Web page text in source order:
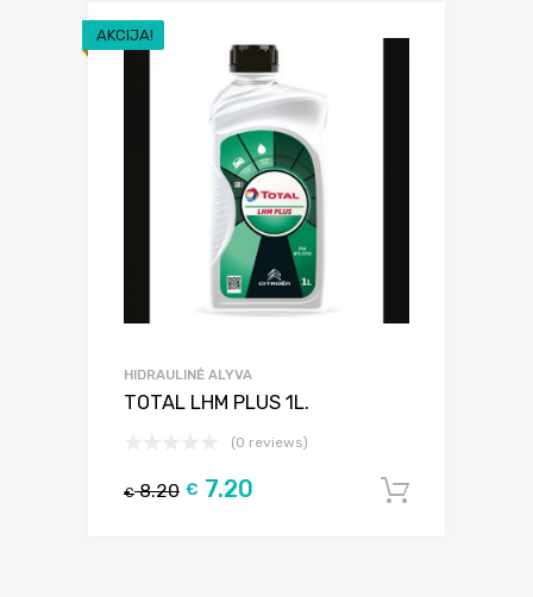
AKCIJA!
HIDRAULINĖ ALYVA
TOTAL LHM PLUS 1L.
(0 reviews)
€8.20 € 7.20